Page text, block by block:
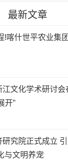
最新文章
!喀什世平农业集
文化学术研讨会
开”
究院正式成立
与文明养宠